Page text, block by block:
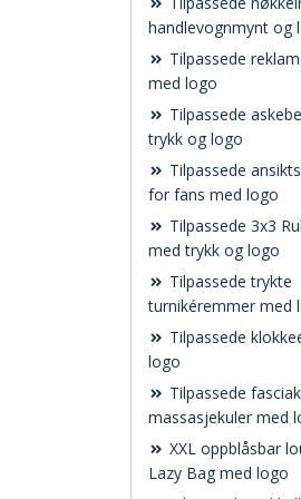
handlevognmynt og
Tilpassede
med logo
Tilpassede
trykk og logo
Tilpassede
for fans med logo
Tilpassede 3x3
med trykk og logo
Tilpassede trykte
turnikéremmer med
Tilpassede
logo
Tilpassede
massasjekuler med
XXL oppblåsbar
Lazy Bag med logo